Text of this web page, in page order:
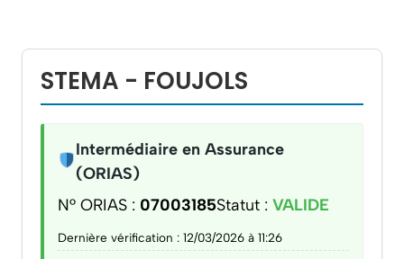
STEMA - FOUJOLS
Intermédiaire en Assurance
(ORIAS)
N° ORIAS : 07003185Statut : VALIDE
Dernière vérification : 12/03/2026 à 11:26